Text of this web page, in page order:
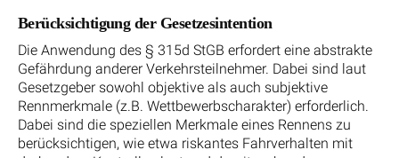
Berücksichtigung der Gesetzesintention
Die Anwendung des § 315d StGB erfordert eine abstrakte
Gefährdung anderer Verkehrsteilnehmer. Dabei sind laut
Gesetzgeber sowohl objektive als auch subjektive
Rennmerkmale (z.B. Wettbewerbscharakter) erforderlich.
Dabei sind die speziellen Merkmale eines Rennens zu
berücksichtigen, wie etwa riskantes Fahrverhalten mit